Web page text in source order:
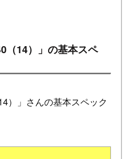
（14）」の基本スペ
）」さんの基本スペック